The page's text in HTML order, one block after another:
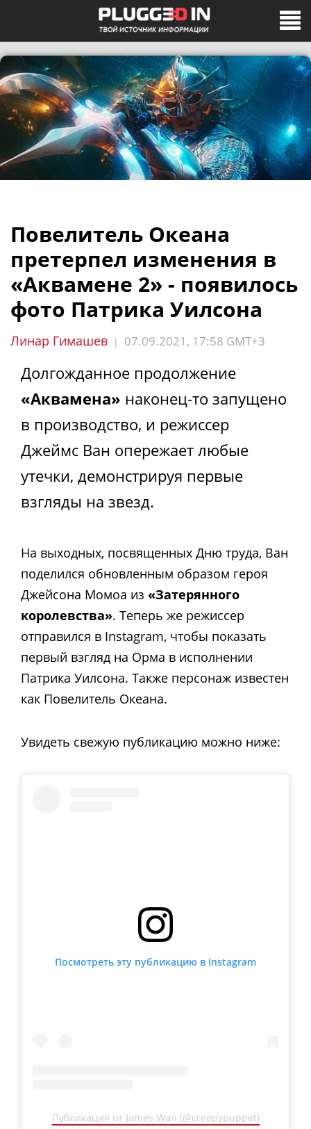
Повелитель Океана
претерпел изменения в
«Аквамене 2» - появилось
фото Патрика Уилсона
Линар Гимашев | 07.09.2021, 17:58 GMT+3
Долгожданное продолжение
«Аквамена» наконец-то запущено
в производство, и режиссер
Джеймс Ван опережает любые
утечки, демонстрируя первые
взгляды на звезд.
На выходных, посвященных Дню труда, Ван
поделился обновленным образом героя
Джейсона Момоа из «Затерянного
королевства». Теперь же режиссер
отправился в Instagram, чтобы показать
первый взгляд на Орма в исполнении
Патрика Уилсона. Также персонаж известен
как Повелитель Океана.
Увидеть свежую публикацию можно ниже:
Посмотреть эту публикацию в Instagram
Публикация от James Wan (@creepypuppet)